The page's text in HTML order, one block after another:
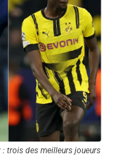
: trois des meilleurs joueurs